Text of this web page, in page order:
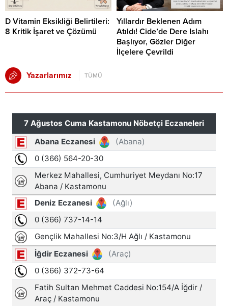
D Vitamin Eksikliği Belirtileri:
8 Kritik İşaret ve Çözümü
Yıllardır Beklenen Adım
Atıldı! Cide’de Dere Islahı
Başlıyor, Gözler Diğer
İlçelere Çevrildi
Yazarlarımız TÜMÜ